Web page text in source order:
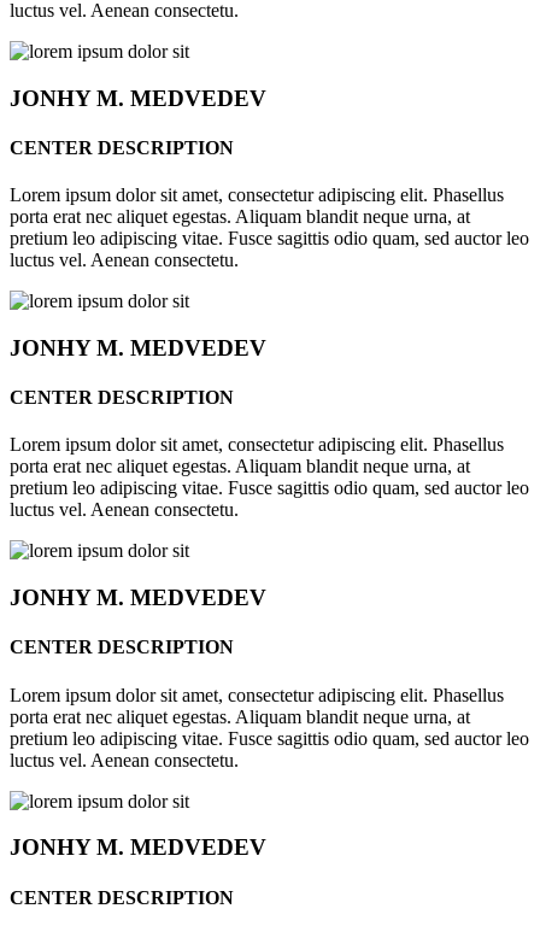
luctus vel. Aenean consectetu.
JONHYM. MEDVEDEV
CENTER DESCRIPTION
Lorem ipsum dolor sit amet, consectetur adipiscing elit. Phasellus
porta erat nec aliquet egestas. Aliquam blandit neque urna, at
pretium leo adipiscing vitae. Fusce sagittis odio quam, sed auctor leo
luctus vel. Aenean consectetu.
JONHYM. MEDVEDEV
CENTER DESCRIPTION
Lorem ipsum dolor sit amet, consectetur adipiscing elit. Phasellus
porta erat nec aliquet egestas. Aliquam blandit neque urna, at
pretium leo adipiscing vitae. Fusce sagittis odio quam, sed auctor leo
luctus vel. Aenean consectetu.
JONHYM. MEDVEDEV
CENTER DESCRIPTION
Lorem ipsum dolor sit amet, consectetur adipiscing elit. Phasellus
porta erat nec aliquet egestas. Aliquam blandit neque urna, at
pretium leo adipiscing vitae. Fusce sagittis odio quam, sed auctor leo
luctus vel. Aenean consectetu.
JONHYM. MEDVEDEV
CENTER DESCRIPTION